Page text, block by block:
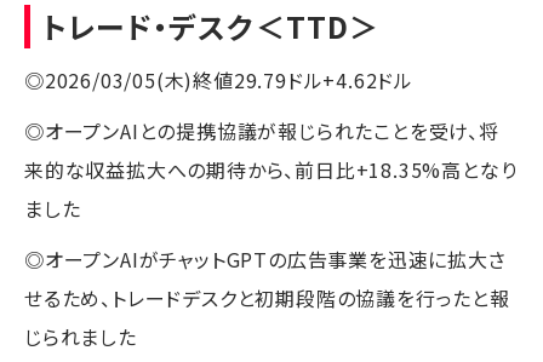
トレード・デスク＜TTD＞
◎2026/03/05(木)終値29.79ドル+4.62ドル
◎オープンAIとの提携協議が報じられたことを受け、将
来的な収益拡大への期待から、前日比+18.35%高となり
ました
◎オープンAIがチャットGPTの広告事業を迅速に拡大さ
せるため、トレードデスクと初期段階の協議を行ったと報
じられました